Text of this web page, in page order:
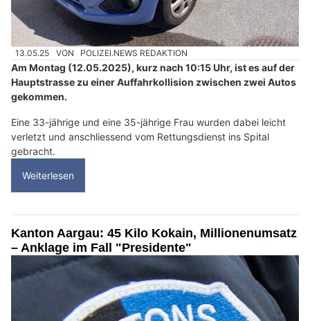
13.05.25 VON POLIZEI.NEWS REDAKTION
Am Montag (12.05.2025), kurz nach 10:15 Uhr, ist es auf der
Hauptstrasse zu einer Auffahrkollision zwischen zwei Autos
gekommen.
Eine 33-jährige und eine 35-jährige Frau wurden dabei leicht
verletzt und anschliessend vom Rettungsdienst ins Spital
gebracht.
Weiterlesen
Kanton Aargau: 45 Kilo Kokain, Millionenumsatz
– Anklage im Fall "Presidente"